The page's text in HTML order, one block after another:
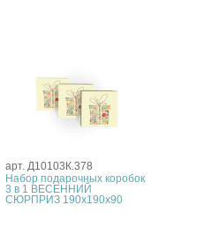
арт. Д10103К.378
Набор подарочных коробок
3 в 1 ВЕСЕННИЙ
СЮРПРИЗ 190х190х90